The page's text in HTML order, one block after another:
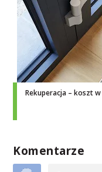
Rekuperacja – koszt
Komentarze